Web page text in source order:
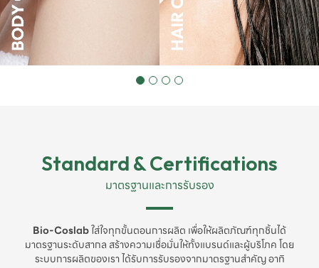
Standard & Certifications
มาตรฐานและการรับรอง
Bio-Coslabใส่ใจทุกขั้นตอนการผลิต เพื่อให้ผลิตภัณฑ์ทุกชิ้นได้
มาตรฐานระดับสากล สร้างความเชื่อมั่นให้ทั้งแบรนด์และผู้บริโภค โดย
ระบบการผลิตของเรา ได้รับการรับรองจากมาตรฐานสำคัญ อาทิ